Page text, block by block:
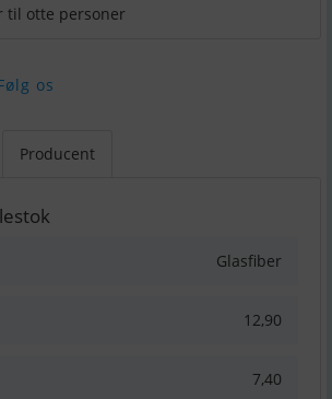
til otte personer
os
Producent
Glasfiber
12,90
7,40